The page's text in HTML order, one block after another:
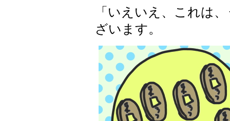
「いえいえ、これは
ざいます。